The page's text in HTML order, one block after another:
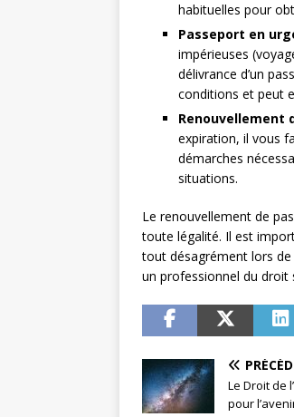
habituelles pour
Passeport en
impérieuses
délivrance d’un
conditions et peut
Renouvellement
expiration, il vous
démarches
situations.
Le renouvellement de
toute légalité. Il est
tout désagrément lors
un professionnel du droit
Le Droit de
pour